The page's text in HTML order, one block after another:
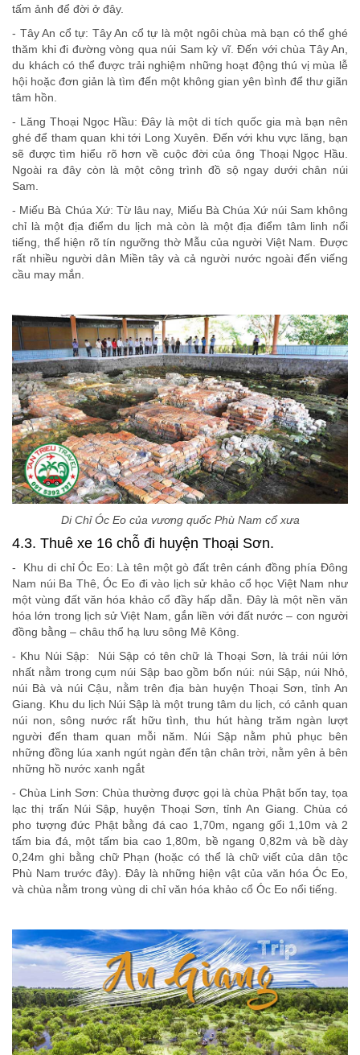
tấm ảnh để đời ở đây.
- Tây An cổ tự: Tây An cổ tự là một ngôi chùa mà bạn có thể ghé
thăm khi đi đường vòng qua núi Sam kỳ vĩ. Đến với chùa Tây An,
du khách có thể được trải nghiệm những hoạt động thú vị mùa lễ
hội hoặc đơn giản là tìm đến một không gian yên bình để thư giãn
tâm hồn.
- Lăng Thoại Ngọc Hầu: Đây là một di tích quốc gia mà bạn nên
ghé để tham quan khi tới Long Xuyên. Đến với khu vực lăng, bạn
sẽ được tìm hiểu rõ hơn về cuộc đời của ông Thoại Ngọc Hầu.
Ngoài ra đây còn là một công trình đồ sộ ngay dưới chân núi
Sam.
- Miếu Bà Chúa Xứ: Từ lâu nay, Miếu Bà Chúa Xứ núi Sam không
chỉ là một địa điểm du lịch mà còn là một địa điểm tâm linh nổi
tiếng, thể hiện rõ tín ngưỡng thờ Mẫu của người Việt Nam. Được
rất nhiều người dân Miền tây và cả người nước ngoài đến viếng
cầu may mắn.
Di Chỉ Óc Eo của vương quốc Phù Nam cổ xưa
4.3. Thuê xe 16 chỗ đi huyện Thoại Sơn.
- Khu di chỉ Óc Eo: Là tên một gò đất trên cánh đồng phía Đông
Nam núi Ba Thê, Óc Eo đi vào lịch sử khảo cổ học Việt Nam như
một vùng đất văn hóa khảo cổ đầy hấp dẫn. Đây là một nền văn
hóa lớn trong lịch sử Việt Nam, gắn liền với đất nước – con người
đồng bằng – châu thổ hạ lưu sông Mê Kông.
- Khu Núi Sập: Núi Sập có tên chữ là Thoại Sơn, là trái núi lớn
nhất nằm trong cụm núi Sập bao gồm bốn núi: núi Sập, núi Nhỏ,
núi Bà và núi Cậu, nằm trên địa bàn huyện Thoại Sơn, tỉnh An
Giang. Khu du lịch Núi Sập là một trung tâm du lịch, có cảnh quan
núi non, sông nước rất hữu tình, thu hút hàng trăm ngàn lượt
người đến tham quan mỗi năm. Núi Sập nằm phủ phục bên
những đồng lúa xanh ngút ngàn đến tận chân trời, nằm yên ả bên
những hồ nước xanh ngắt
- Chùa Linh Sơn: Chùa thường được gọi là chùa Phật bốn tay, tọa
lạc thị trấn Núi Sập, huyện Thoại Sơn, tỉnh An Giang. Chùa có
pho tượng đức Phật bằng đá cao 1,70m, ngang gối 1,10m và 2
tấm bia đá, một tấm bia cao 1,80m, bề ngang 0,82m và bề dày
0,24m ghi bằng chữ Phạn (hoặc có thể là chữ viết của dân tộc
Phù Nam trước đây). Đây là những hiện vật của văn hóa Óc Eo,
và chùa nằm trong vùng di chỉ văn hóa khảo cổ Óc Eo nổi tiếng.